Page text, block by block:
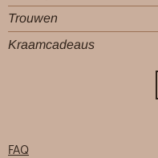
Trouwen
Kraamcadeaus
FAQ